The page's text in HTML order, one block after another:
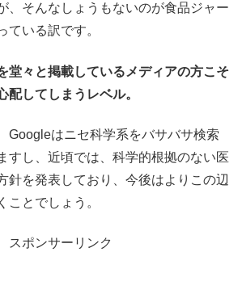
、そんなしょうもないのが食品ジャー
ている訳です。
堂々と掲載しているメディアの方こそ
配してしまうレベル。
Googleはニセ科学系をバサバサ検索
すし、近頃では、科学的根拠のない医
針を発表しており、今後はよりこの辺
ことでしょう。
スポンサーリンク